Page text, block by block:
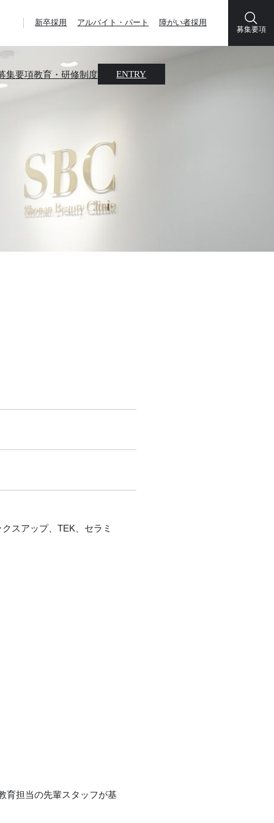
新卒採用 アルバイト・パート 障がい者採用
募集要項
集要項教育・研修制度 ENTRY
スアップ、TEK、セラミ
育担当の先輩スタッフが基